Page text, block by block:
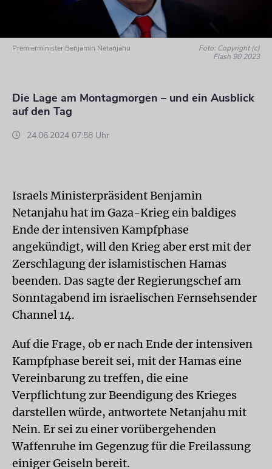
Premierminister Benjamin Netanjahu
Foto: Copyright (c)
Flash 90 2023
Die Lage am Montagmorgen – und ein Ausblick
auf den Tag
24.06.2024 07:58 Uhr
Israels Ministerpräsident Benjamin
Netanjahu hat im Gaza-Krieg ein baldiges
Ende der intensiven Kampfphase
angekündigt, will den Krieg aber erst mit der
Zerschlagung der islamistischen Hamas
beenden. Das sagte der Regierungschef am
Sonntagabend im israelischen Fernsehsender
Channel 14.
Auf die Frage, ob er nach Ende der intensiven
Kampfphase bereit sei, mit der Hamas eine
Vereinbarung zu treffen, die eine
Verpflichtung zur Beendigung des Krieges
darstellen würde, antwortete Netanjahu mit
Nein. Er sei zu einer vorübergehenden
Waffenruhe im Gegenzug für die Freilassung
einiger Geiseln bereit.